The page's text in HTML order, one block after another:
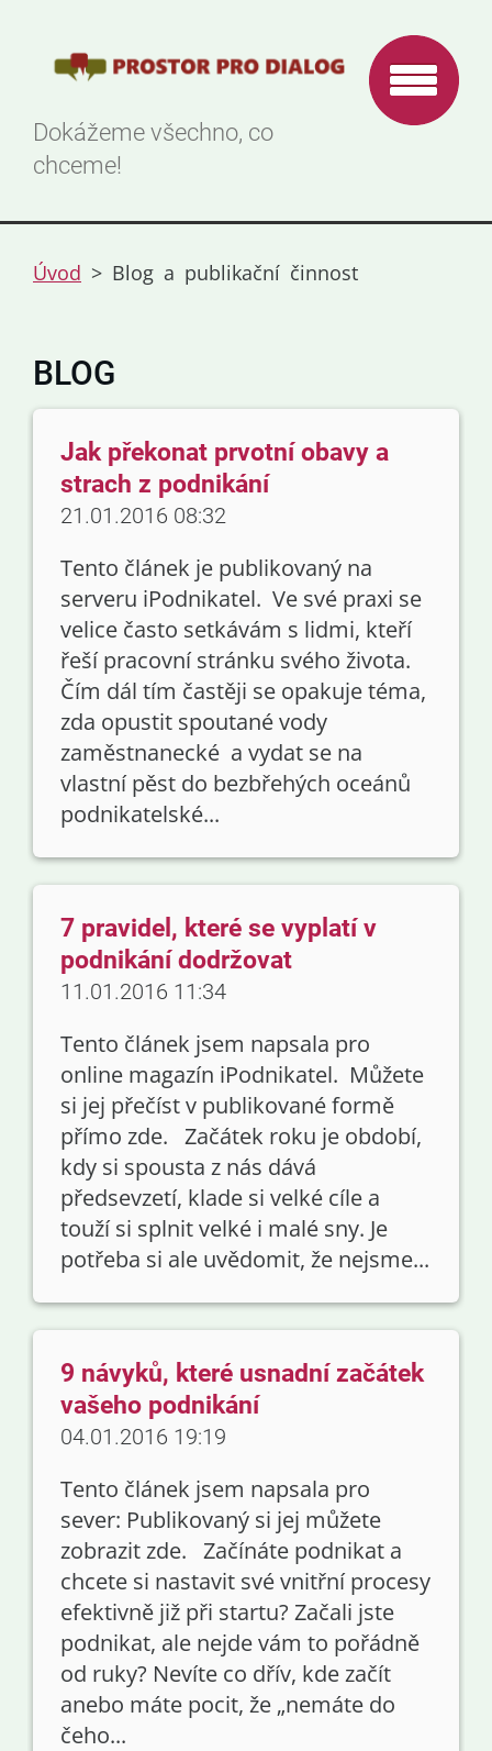
Dokážeme všechno, co
chceme!
Úvod > Blog a publikační činnost
BLOG
Jak překonat prvotní obavy a
strach z podnikání
21.01.2016 08:32
Tento článek je publikovaný na
serveru iPodnikatel. Ve své praxi se
velice často setkávám s lidmi, kteří
řeší pracovní stránku svého života.
Čím dál tím častěji se opakuje téma,
zda opustit spoutané vody
zaměstnanecké a vydat se na
vlastní pěst do bezbřehých oceánů
podnikatelské...
7 pravidel, které se vyplatí v
podnikání dodržovat
11.01.2016 11:34
Tento článek jsem napsala pro
online magazín iPodnikatel. Můžete
si jej přečíst v publikované formě
přímo zde. Začátek roku je období,
kdy si spousta z nás dává
předsevzetí, klade si velké cíle a
touží si splnit velké i malé sny. Je
potřeba si ale uvědomit, že nejsme...
9 návyků, které usnadní začátek
vašeho podnikání
04.01.2016 19:19
Tento článek jsem napsala pro
sever: Publikovaný si jej můžete
zobrazit zde. Začínáte podnikat a
chcete si nastavit své vnitřní procesy
efektivně již při startu? Začali jste
podnikat, ale nejde vám to pořádně
od ruky? Nevíte co dřív, kde začít
anebo máte pocit, že „nemáte do
čeho...